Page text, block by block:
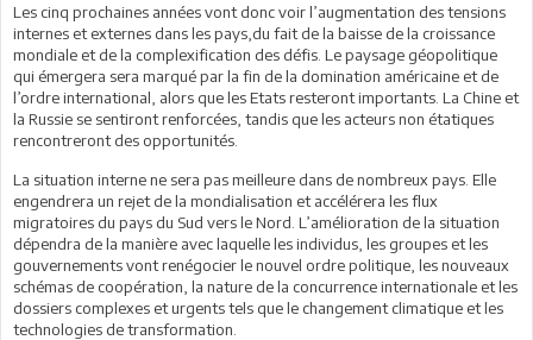
Les cinq prochaines années vont donc voir l’augmentation des tensions
internes et externes dans les pays,du fait de la baisse de la croissance
mondiale et de la complexification des défis. Le paysage géopolitique
qui émergera sera marqué par la fin de la domination américaine et de
l’ordre international, alors que les Etats resteront importants. La Chine et
la Russie se sentiront renforcées, tandis que les acteurs non étatiques
rencontreront des opportunités.
La situation interne ne sera pas meilleure dans de nombreux pays. Elle
engendrera un rejet de la mondialisation et accélérera les flux
migratoires du pays du Sud vers le Nord. L’amélioration de la situation
dépendra de la manière avec laquelle les individus, les groupes et les
gouvernements vont renégocier le nouvel ordre politique, les nouveaux
schémas de coopération, la nature de la concurrence internationale et les
dossiers complexes et urgents tels que le changement climatique et les
technologies de transformation.